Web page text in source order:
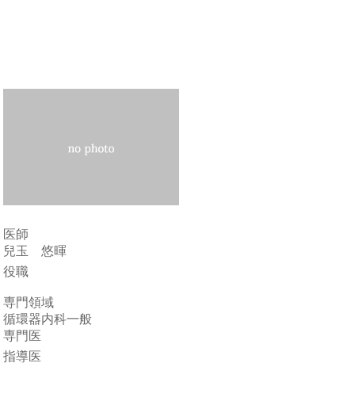
医師
兒玉 悠暉
役職
専門領域
循環器内科一般
専門医
指導医